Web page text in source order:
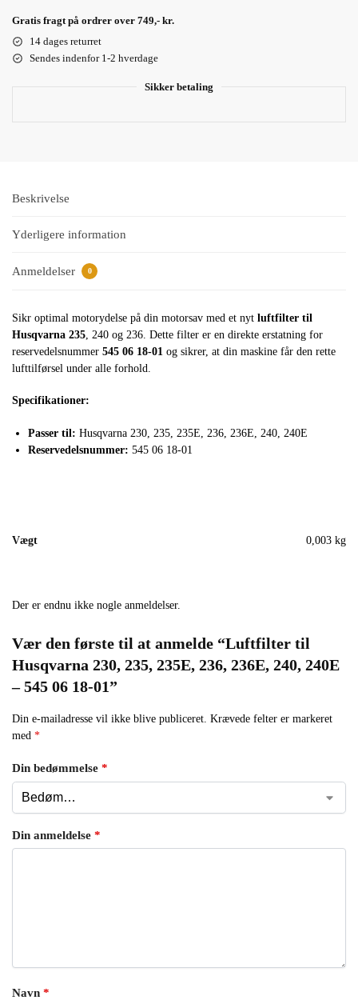
Gratis fragt på ordrer over 749,- kr.
14 dages returret
Sendes indenfor 1-2 hverdage
Sikker betaling
Beskrivelse
Yderligere information
Anmeldelser 0
Sikr optimal motorydelse på din motorsav med et nyt luftfilter til
Husqvarna 235 , 240 og 236. Dette filter er en direkte erstatning for
reservedelsnummer 545 06 18-01 og sikrer, at din maskine får den rette
lufttilførsel under alle forhold.
Specifikationer:
Passer til: Husqvarna 230, 235, 235E, 236, 236E, 240, 240E
Reservedelsnummer: 545 06 18-01
Vægt 0,003 kg
Der er endnu ikke nogle anmeldelser.
Vær den første til at anmelde “Luftfilter til
Husqvarna 230, 235, 235E, 236, 236E, 240, 240E
– 545 06 18-01”
Din e-mailadresse vil ikke blive publiceret. Krævede felter er markeret
med *
Din bedømmelse *
Din anmeldelse *
Navn *